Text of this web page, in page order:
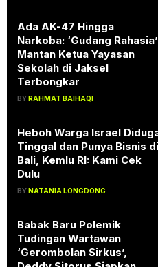
RI Meroket 34 Persen,
Ada AK-47 Hingga
Narkoba: ‘Gudang Rahasia’
Mantan Ketua Yayasan
Sekolah di Jaksel
Terbongkar
BYRAHMAT BAIHAQI
Heboh Warga Israel
Tinggal dan Punya Bisnis di
Bali, Kemlu RI: Kami Cek
Dulu
BYNATANIA LONGDONG
Babak Baru Polemik
Tudingan Wartawan
‘Gerombolan Sirkus’,